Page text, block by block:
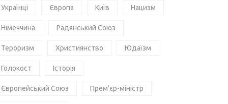
Українці Європа Київ Нацизм
Німеччина Радянський Союз
Тероризм Християнство Юдаїзм
Голокост Історія
Європейський Союз Прем'єр-міністр